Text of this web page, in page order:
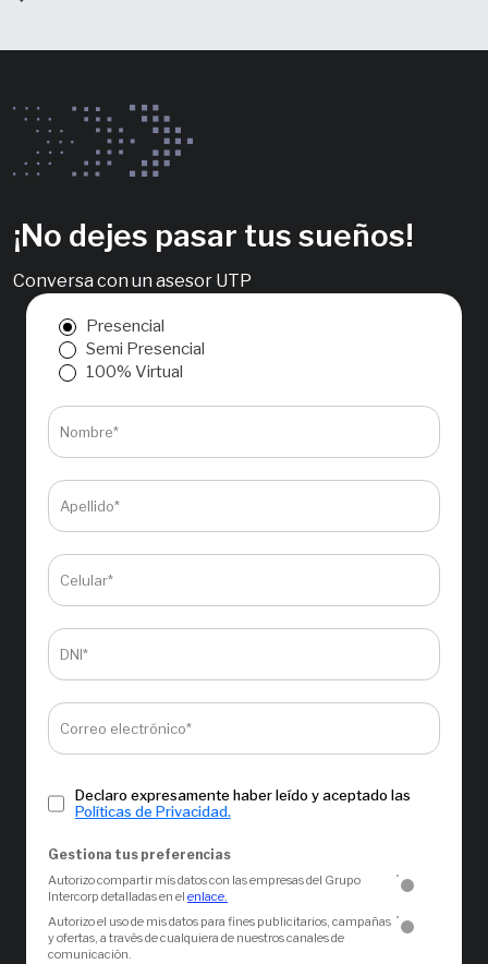
¡No dejes pasar tus sueños!
Conversa con un asesor UTP
Presencial
Semi Presencial
100% Virtual
Nombre*
Apellido*
Celular*
DNI*
Correo electrónico*
Declaro expresamente haber leído y aceptado las
Políticas de Privacidad.
Gestiona tus preferencias
Autorizo compartir mis datos con las empresas del Grupo
Intercorp detalladas en el enlace.
Autorizo el uso de mis datos para fines publicitarios, campañas
y ofertas, a través de cualquiera de nuestros canales de
comunicación.